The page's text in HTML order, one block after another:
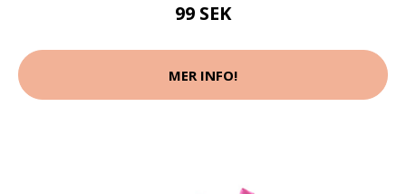
99 SEK
MER INFO!